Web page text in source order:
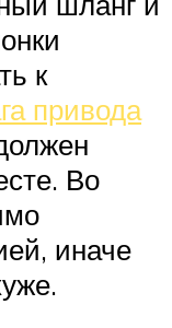
к
привода
Во
иначе